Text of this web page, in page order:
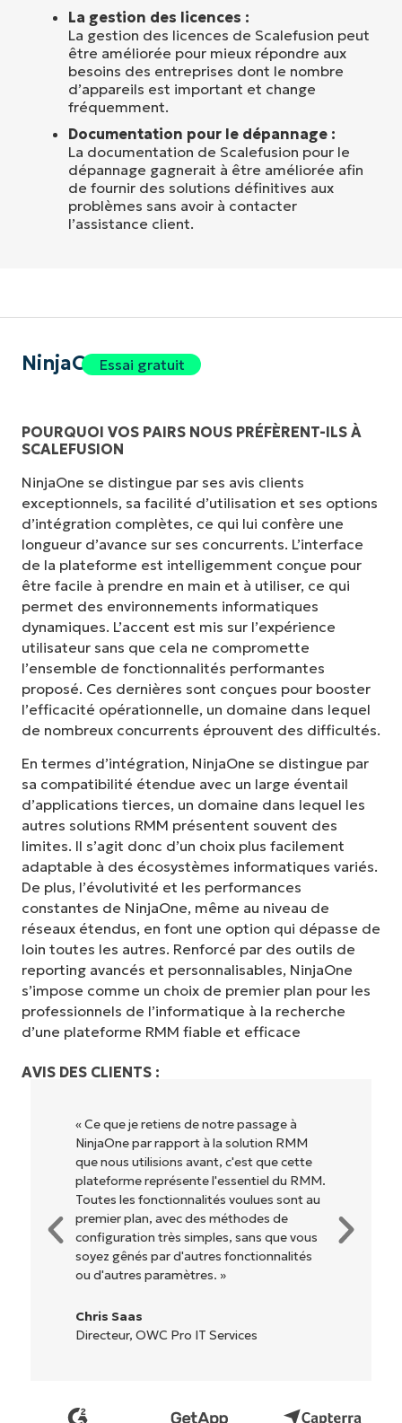
La gestion des licences :
La gestion des licences de Scalefusion peut
être améliorée pour mieux répondre aux
besoins des entreprises dont le nombre
d’appareils est important et change
fréquemment.
Documentation pour le dépannage :
La documentation de Scalefusion pour le
dépannage gagnerait à être améliorée afin
de fournir des solutions définitives aux
problèmes sans avoir à contacter
l’assistance client.
NinjaOneEssai gratuit
POURQUOI VOS PAIRS NOUS PRÉFÈRENT-ILS À
SCALEFUSION
NinjaOne se distingue par ses avis clients
exceptionnels, sa facilité d’utilisation et ses options
d’intégration complètes, ce qui lui confère une
longueur d’avance sur ses concurrents. L’interface
de la plateforme est intelligemment conçue pour
être facile à prendre en main et à utiliser, ce qui
permet des environnements informatiques
dynamiques. L’accent est mis sur l’expérience
utilisateur sans que cela ne compromette
l’ensemble de fonctionnalités performantes
proposé. Ces dernières sont conçues pour booster
l’efficacité opérationnelle, un domaine dans lequel
de nombreux concurrents éprouvent des difficultés.
En termes d’intégration, NinjaOne se distingue par
sa compatibilité étendue avec un large éventail
d’applications tierces, un domaine dans lequel les
autres solutions RMM présentent souvent des
limites. Il s’agit donc d’un choix plus facilement
adaptable à des écosystèmes informatiques variés.
De plus, l’évolutivité et les performances
constantes de NinjaOne, même au niveau de
réseaux étendus, en font une option qui dépasse de
loin toutes les autres. Renforcé par des outils de
reporting avancés et personnalisables, NinjaOne
s’impose comme un choix de premier plan pour les
professionnels de l’informatique à la recherche
d’une plateforme RMM fiable et efficace
AVIS DES CLIENTS :
« Ce que je retiens de notre passage à
NinjaOne par rapport à la solution RMM
que nous utilisions avant, c'est que cette
plateforme représente l'essentiel du RMM.
Toutes les fonctionnalités voulues sont au
premier plan, avec des méthodes de
configuration très simples, sans que vous
soyez gênés par d'autres fonctionnalités
ou d'autres paramètres. »
Chris Saas
Directeur, OWC Pro IT Services